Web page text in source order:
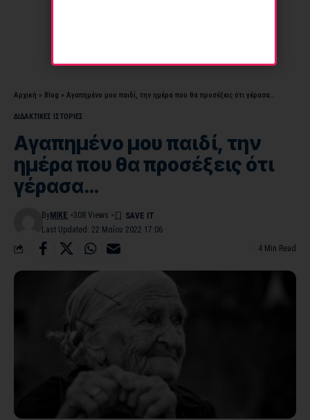
Αρχική » Blog » Αγαπημένο μου παιδί, την ημέρα που θα προσέξεις ότι γέρασα…
ΔΙΔΑΚΤΙΚΕΣ ΙΣΤΟΡΙΕΣ
Αγαπημένο μου παιδί, την
ημέρα που θα προσέξεις ότι
γέρασα…
Last Updated: 22 Μαΐου 2022 17:06
By MIKE 308 Views
4 Min Read